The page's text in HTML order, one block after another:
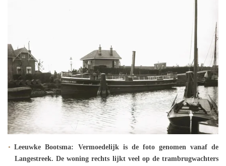
Leeuwke Bootsma: Vermoedelijk is de foto genomen vanaf de
Langestreek. De woning rechts lijkt veel op de trambrugwachters